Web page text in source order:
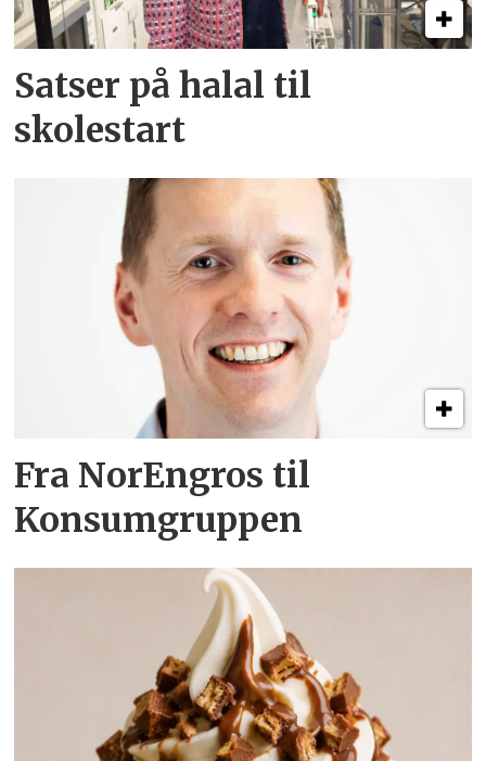
Satser på halal til
skolestart
Fra NorEngros til
Konsumgruppen